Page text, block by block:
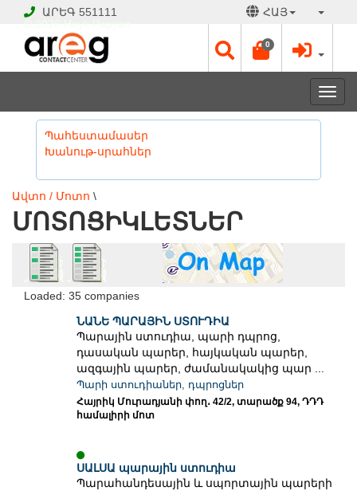
ԱՐԵԳ 551111 ՀԱՅ
0
Պահեստամասեր
Խանութ-սրահներ
Ավտո / Մոտո \
ՄՈՏՈՑԻԿԼԵՏՆԵՐ
Loaded: 35 companies
ՆԱՆԵ ՊԱՐԱՅԻՆ ՍՏՈՒԴԻԱ
Պարային ստուդիա, պարի դպրոց,
դասական պարեր, հայկական պարեր,
ազգային պարեր, ժամանակակից պար ...
Պարի ստուդիաներ, դպրոցներ
Հայրիկ Մուրադյանի փող․ 42/2, տարածք 94, ԴԴԴ
համալիրի մոտ
ՍԱԼՍԱ պարային ստուդիա
Պարահանդեսային և սպորտային պարերի